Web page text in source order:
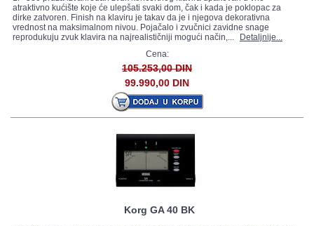
atraktivno kućište koje će ulepšati svaki dom, čak i kada je poklopac za
dirke zatvoren. Finish na klaviru je takav da je i njegova dekorativna
vrednost na maksimalnom nivou. Pojačalo i zvučnici zavidne snage
reprodukuju zvuk klavira na najrealističniji mogući način,...
Detaljnije...
Cena:
105.253,00 DIN
99.990,00 DIN
Korg GA 40 BK